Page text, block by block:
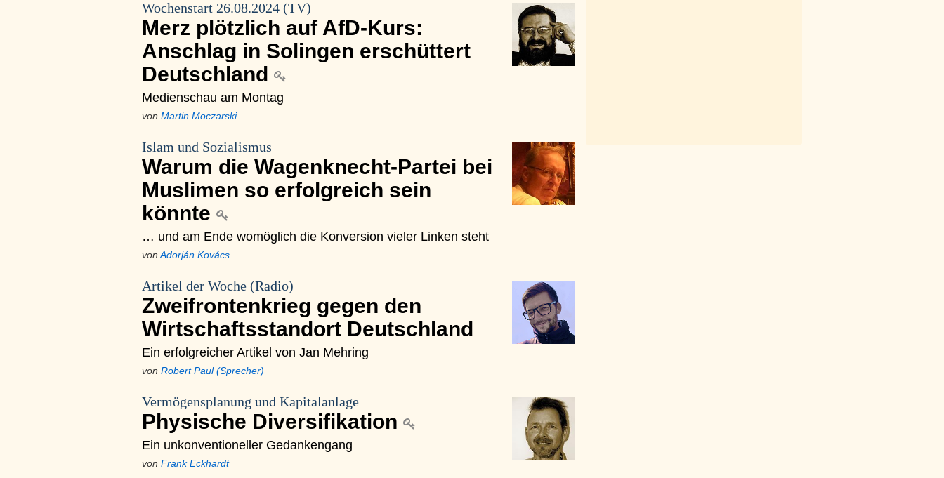
Wochenstart 26.08.2024 (TV)
Merz plötzlich auf AfD-Kurs:
Anschlag in Solingen erschüttert
Deutschland
Medienschau am Montag
von Martin Moczarski
Islam und Sozialismus
Warum die Wagenknecht-Partei bei
Muslimen so erfolgreich sein
könnte
… und am Ende womöglich die Konversion vieler Linken steht
von Adorján Kovács
Artikel der Woche (Radio)
Zweifrontenkrieg gegen den
Wirtschaftsstandort Deutschland
Ein erfolgreicher Artikel von Jan Mehring
von Robert Paul (Sprecher)
Vermögensplanung und Kapitalanlage
Physische Diversifikation
Ein unkonventioneller Gedankengang
von Frank Eckhardt